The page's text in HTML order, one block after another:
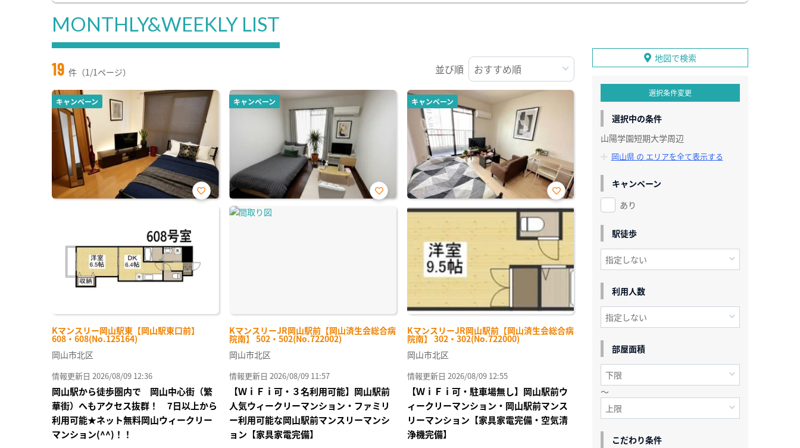
MONTHLY&WEEKLY LIST
19 件（1/1ページ） 並び順
キャンペーン
Kマンスリー岡山駅東【岡山駅東口前】
608・608(No.125164)
お気
岡山市北区
情報更新日 2026/08/09 12:36
岡山駅から徒歩圏内で 岡山中心街（繁
華街）へもアクセス抜群！ 7日以上から
利用可能★ネット無料岡山ウィークリー
マンション(^^)！！
キャンペーン
KマンスリーJR岡山駅前【岡山済生会総合病
院南】 502・502(No.722002)
お気
岡山市北区
情報更新日 2026/08/09 11:57
【ＷｉＦｉ可・３名利用可能】岡山駅前
人気ウィークリーマンション・ファミリ
ー利用可能な岡山駅前マンスリーマンシ
ョン【家具家電完備】
キャンペーン
KマンスリーJR岡山駅前【岡山済生会総合病
院南】 302・302(No.722000)
お気
に入
岡山市北区
情報更新日 2026/08/09 12:55
【ＷｉＦｉ可・駐車場無し】岡山駅前ウ
ィークリーマンション・岡山駅前マンス
リーマンション【家具家電完備・空気清
浄機完備】
地図で検索
選択条件変更
選択中の条件
山陽学園短期大学周辺
岡山県 の エリアを全て表示する
キャンペーン
あり
駅徒歩
利用人数
部屋面積
～
こだわり条件